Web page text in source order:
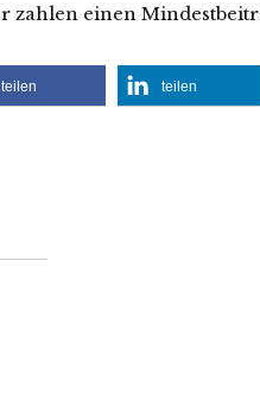
zahlen einen
teilen teilen